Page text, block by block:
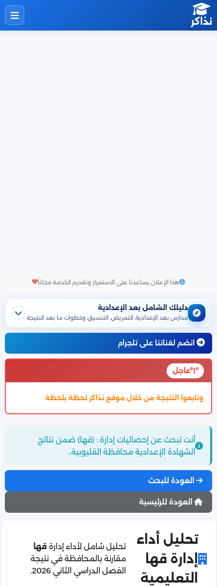
نذاكر
هذا الإعلان يساعدنا على الاستمرار وتقديم الخدمة مجاناً
دليلك الشامل بعد الإعدادية
مدارس بعد الإعدادية، التمريض، التنسيق، وخطوات ما بعد النتيجة
انضم لقناتنا على تلجرام
عاجل
موقع نذاكر لحظة بلحظة تم اعتماد تنسيق الالتحاق بالثانوية
أنت تبحث عن إحصائيات إدارة : (قها) ضمن نتائج
الشهادة الإعدادية محافظة القليوبية..
العودة للبحث
العودة للرئيسية
تحليل أداء
إدارة قها
التعليمية
تحليل شامل لأداء إدارة قها
مقارنة بالمحافظة في نتيجة
الفصل الدراسي الثاني 2026.